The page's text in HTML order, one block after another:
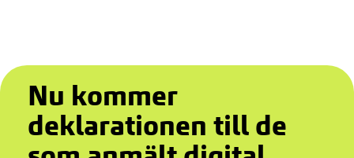
Nu kommer
deklarationen till de